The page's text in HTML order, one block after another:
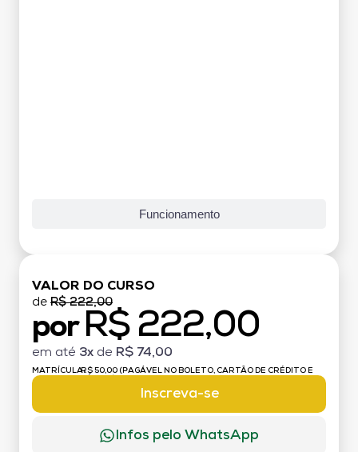
Funcionamento
VALOR DO CURSO
de R$ 222,00
por R$ 222,00
em até 3x de R$ 74,00
MATRÍCULA:R$ 50,00 (PAGÁVEL NO BOLETO, CARTÃO DE CRÉDITO E
Inscreva-se
Infos pelo WhatsApp